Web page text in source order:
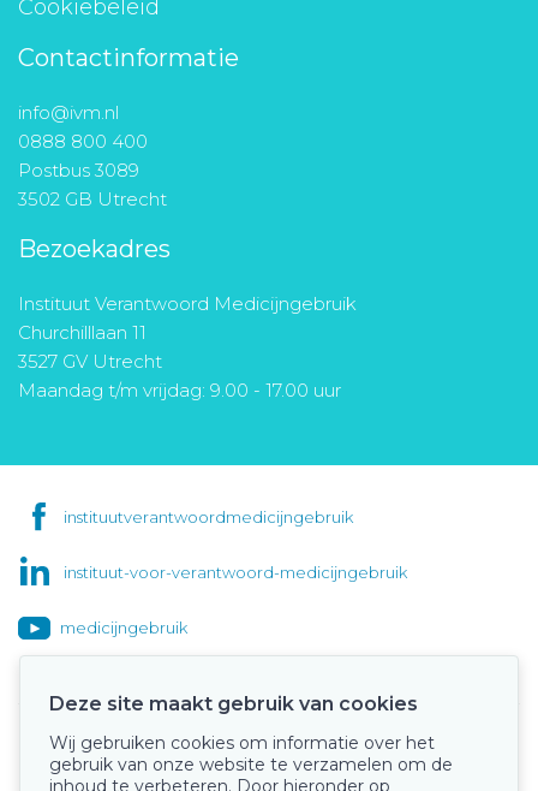
Cookiebeleid
Contactinformatie
info@ivm.nl
0888 800 400
Postbus 3089
3502 GB Utrecht
Bezoekadres
Instituut Verantwoord Medicijngebruik
Churchilllaan 11
3527 GV Utrecht
Maandag t/m vrijdag: 9.00 - 17.00 uur
instituutverantwoordmedicijngebruik
instituut-voor-verantwoord-medicijngebruik
medicijngebruik
Onze keurmerken
Deze site maakt gebruik van cookies
Wij gebruiken cookies om informatie over het
gebruik van onze website te verzamelen om de
inhoud te verbeteren. Door hieronder op